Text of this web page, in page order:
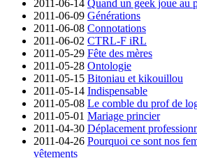
2011-06-14 Quand un geek joue au
2011-06-09 Générations
2011-06-08 Connotations
2011-06-02 CTRL-F iRL
2011-05-29 Fête des mères
2011-05-28 Ontologie
2011-05-15 Bitoniau et kikouillou
2011-05-14 Indispensable
2011-05-08 Le comble du prof de
2011-05-01 Mariage princier
2011-04-30 Déplacement
2011-04-26 Pourquoi ce sont nos
vêtements